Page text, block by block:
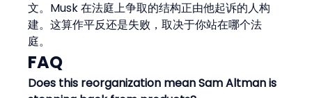
文。Musk 在法庭上争取的结构正由他起诉的人构
建。这算作平反还是失败，取决于你站在哪个法
庭。
FAQ
Does this reorganization mean Sam Altman is